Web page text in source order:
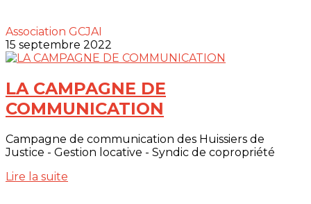
Association GCJAI
15 septembre 2022
LA CAMPAGNE DE
COMMUNICATION
Campagne de communication des Huissiers de
Justice - Gestion locative - Syndic de copropriété
Lire la suite